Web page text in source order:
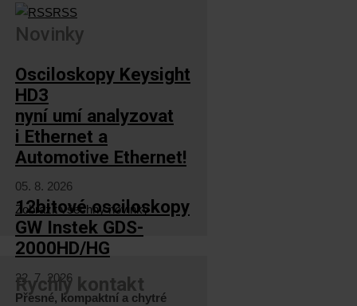
RSS
Novinky
Osciloskopy Keysight
HD3
nyní umí analyzovat
i Ethernet a
Automotive Ethernet!
05. 8. 2026
12bitové osciloskopy
GW Instek GDS-
2000HD/HG
22. 7. 2026
Přesné, kompaktní a chytré
Zobrazit všechny novinky
Rychlý kontakt